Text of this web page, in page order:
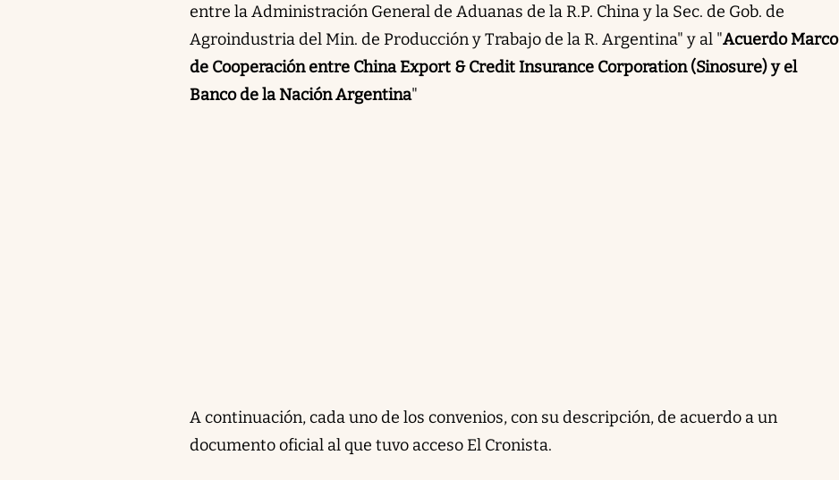
entre la Administración General de Aduanas de la R.P. China y la Sec. de Gob. de
Agroindustria del Min. de Producción y Trabajo de la R. Argentina" y al "Acuerdo Marco
de Cooperación entre China Export & Credit Insurance Corporation (Sinosure) y el
Banco de la Nación Argentina"
A continuación, cada uno de los convenios, con su descripción, de acuerdo a un
documento oficial al que tuvo acceso El Cronista.